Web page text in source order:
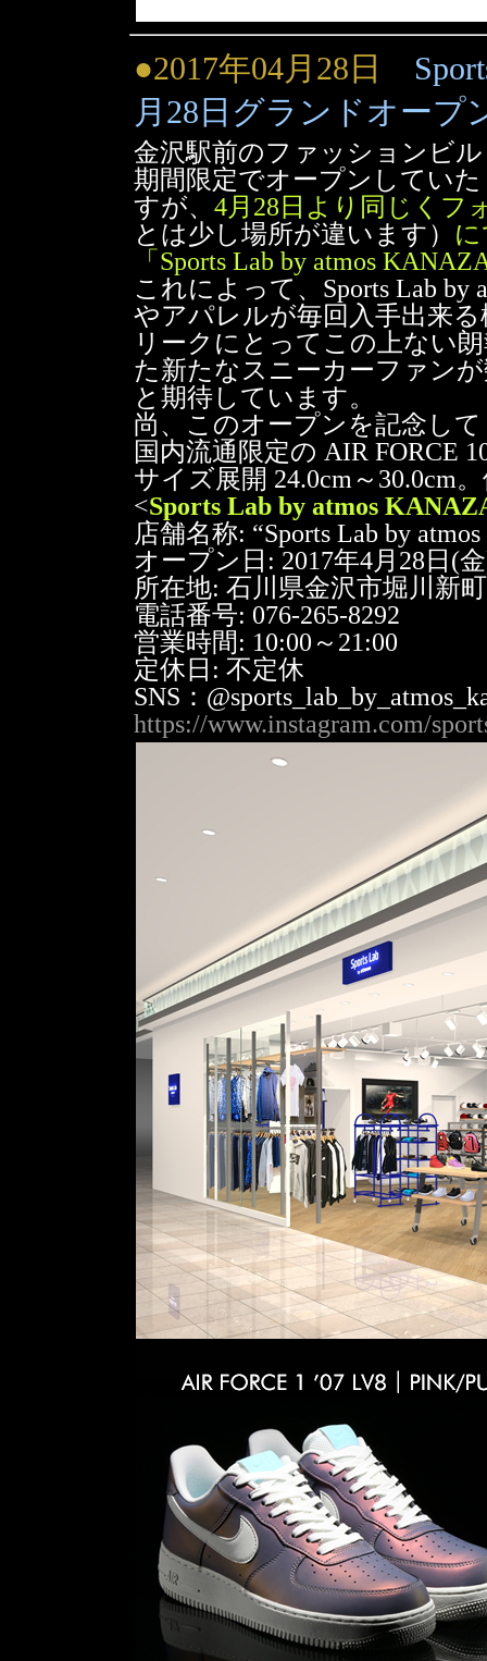
●2017年04月28日
月28日グランドオープ
金沢駅前のファッションビ
期間限定でオープンしていた
すが、 4月28日より同じくフ
とは少し場所が違います）
「Sports Lab by atmos
これによって、Sports Lab
やアパレルが毎回入手出来
リークにとってこの上ない
た新たなスニーカーファン
と期待しています。
尚、このオープンを記念して
国内流通限定の AIR FORCE
サイズ展開 24.0cm～30.0cm
<Sports Lab by atmos
店舗名称: “Sports Lab by
オープン日: 2017年4月28日(
所在地: 石川県金沢市堀川新
電話番号: 076-265-8292
営業時間: 10:00～21:00
定休日: 不定休
SNS：
https://www.instagram.com/